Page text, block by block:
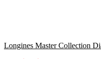
Longines Master Collection